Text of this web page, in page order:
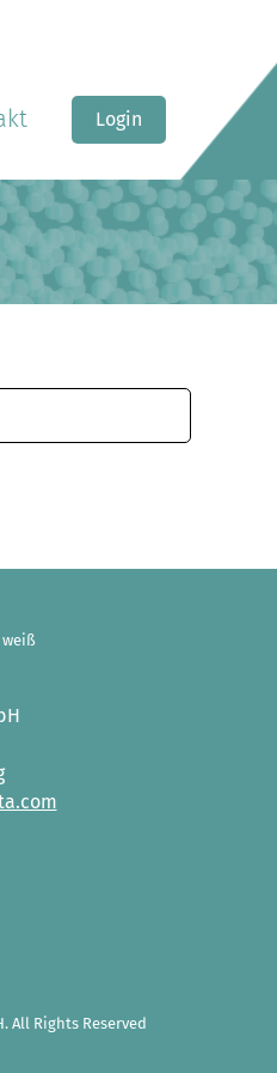
Login
All Rights Reserved